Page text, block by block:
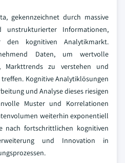
gekennzeichnet durch massive
unstrukturierter Informationen,
kognitiven Analytikmarkt.
Daten, um wertvolle
Markttrends zu verstehen und
Kognitive Analytiklösungen
und Analyse dieses riesigen
Muster und Korrelationen
weiterhin exponentiell
nach fortschrittlichen kognitiven
und Innovation in